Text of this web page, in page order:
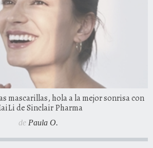
mascarillas, hola a la mejor sonrisa con
de Sinclair Pharma
de Paula O.